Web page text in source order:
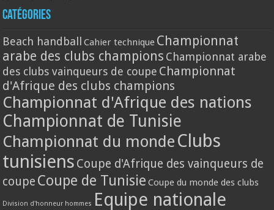
Catégories
Beach handball Cahier technique Championnat
arabe des clubs champions Championnat arabe
des clubs vainqueurs de coupe Championnat
d'Afrique des clubs champions
Championnat d'Afrique des nations
Championnat de Tunisie
Championnat du monde Clubs
tunisiens Coupe d'Afrique des vainqueurs de
coupe Coupe de Tunisie Coupe du monde des clubs
Division d'honneur hommes Equipe nationale